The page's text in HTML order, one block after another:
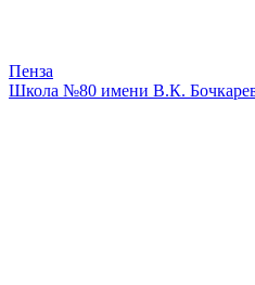
Пенза
Школа №80 имени В.К.